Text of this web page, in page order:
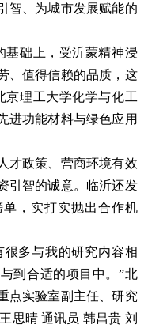
智、为城市发展赋能的
础上，受沂蒙精神浸
、值得信赖的品质，这
京理工大学化学与化工
进功能材料与绿色应用
政策、营商环境有效
引智的诚意。临沂还发
，实打实抛出合作机
多与我的研究内容相
到合适的项目中。”北
点实验室副主任、研究
思晴 通讯员 韩昌贵 刘